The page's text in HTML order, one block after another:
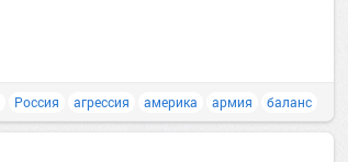
Россия агрессия америка армия баланс